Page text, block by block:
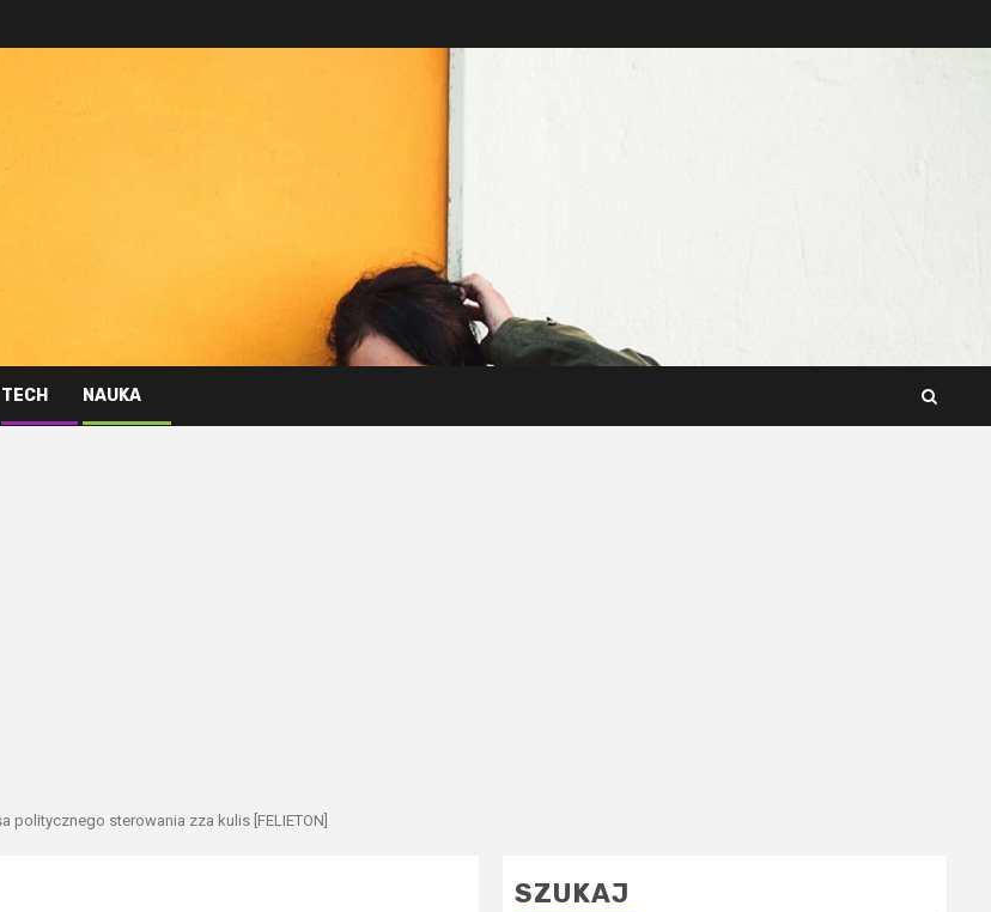
TECH NAUKA
sterowania zza kulis [FELIETON]
SZUKAJ